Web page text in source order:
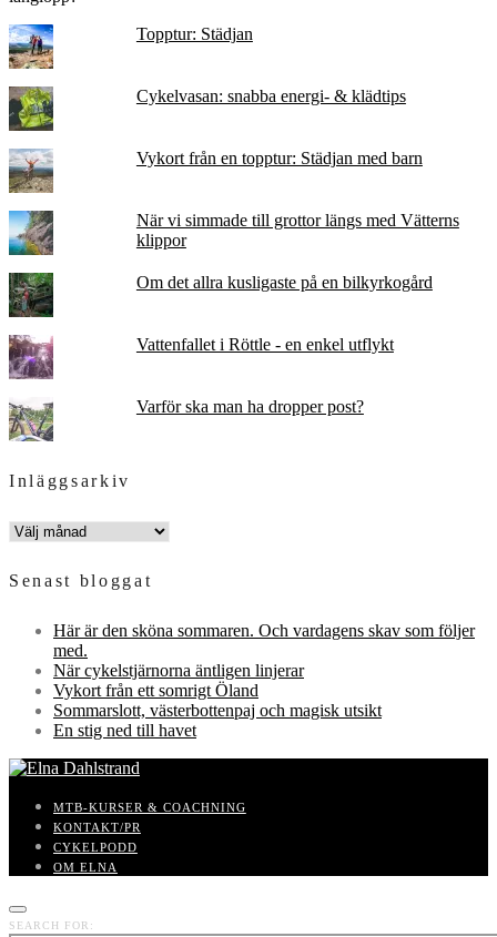
Topptur: Städjan
Cykelvasan: snabba energi- & klädtips
Vykort från en topptur: Städjan med barn
När vi simmade till grottor längs med Vätterns
klippor
Om det allra kusligaste på en bilkyrkogård
Vattenfallet i Röttle - en enkel utflykt
Varför ska man ha dropper post?
Inläggsarkiv
INLÄGGSARKIV
Senast bloggat
Här är den sköna sommaren. Och vardagens skav som följer
med.
När cykelstjärnorna äntligen linjerar
Vykort från ett somrigt Öland
Sommarslott, västerbottenpaj och magisk utsikt
En stig ned till havet
MTB-KURSER & COACHNING
KONTAKT/PR
CYKELPODD
OM ELNA
SEARCH FOR: